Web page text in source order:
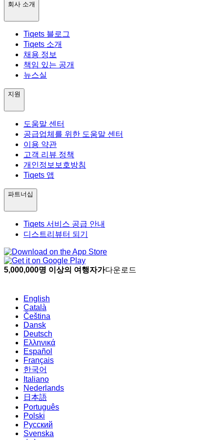
회사 소개
Tiqets 블로그
Tiqets 소개
채용 정보
책임 있는 공개
뉴스실
지원
도움말 센터
공급업체를 위한 도움말 센터
이용 약관
고객 리뷰 정책
개인정보보호방침
Tiqets 앱
파트너십
Tiqets 서비스 공급 안내
디스트리뷰터 되기
5,000,000명 이상의 여행자가다운로드
English
Català
Čeština
Dansk
Deutsch
Ελληνικά
Español
Français
한국어
Italiano
Nederlands
日本語
Português
Polski
Русский
Svenska